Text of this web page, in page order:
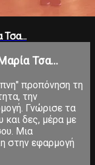
Τσα...
Τσα...
προπόνηση τη
την
Γνώρισε τα
και δες, μέρα με
Μια
στην εφαρμογή